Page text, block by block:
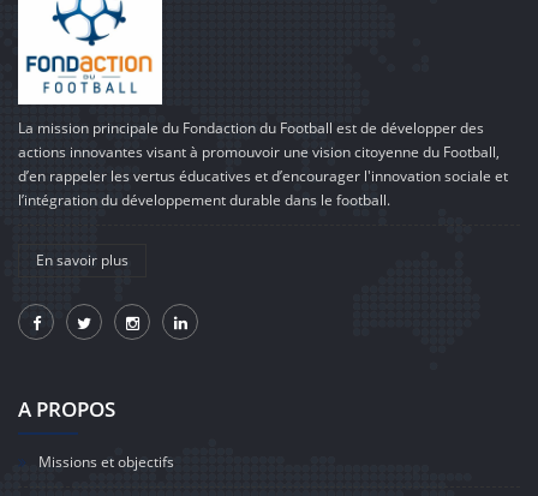
La mission principale du Fondaction du Football est de développer des
actions innovantes visant à promouvoir une vision citoyenne du Football,
d’en rappeler les vertus éducatives et d’encourager l'innovation sociale et
l’intégration du développement durable dans le football.
En savoir plus
A PROPOS
Missions et objectifs